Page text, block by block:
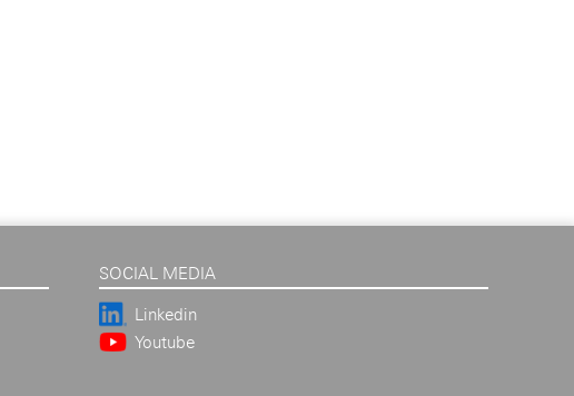
SOCIAL MEDIA
Linkedin
Youtube